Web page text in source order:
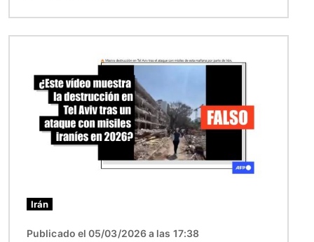
Irán
Publicado el 05/03/2026 a las 17:38